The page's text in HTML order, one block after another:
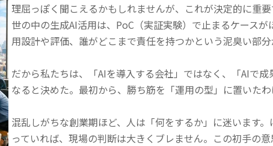
理屈っぽく聞こえるかもしれませんが、これが決定的に重要
世の中の生成AI活用は、PoC（実証実験）で止まるケース
用設計や評価、誰がどこまで責任を持つかという泥臭い部分
だから私たちは、「AIを導入する会社」ではなく、「AIで
なると決めた。最初から、勝ち筋を「運用の型」に置いたわ
混乱しがちな創業期ほど、人は「何をするか」に迷います
っていれば、現場の判断は大きくブレません。この初手の